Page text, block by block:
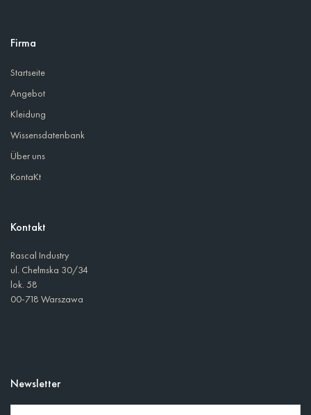
Firma
Startseite
Angebot
Kleidung
Wissensdatenbank
Über uns
KontaKt
Kontakt
Rascal Industry
ul. Chełmska 30/34
lok. 58
00-718 Warszawa
Newsletter